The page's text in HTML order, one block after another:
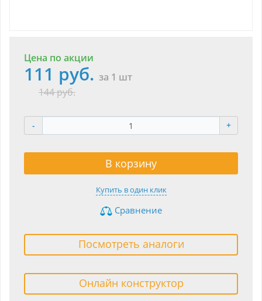
Цена по акции
111 руб. за 1 шт
144 руб.
- +
В корзину
Купить в один клик
Сравнение
Посмотреть аналоги
Онлайн конструктор